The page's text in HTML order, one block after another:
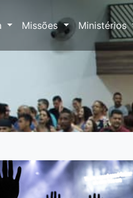
Missões Ministérios